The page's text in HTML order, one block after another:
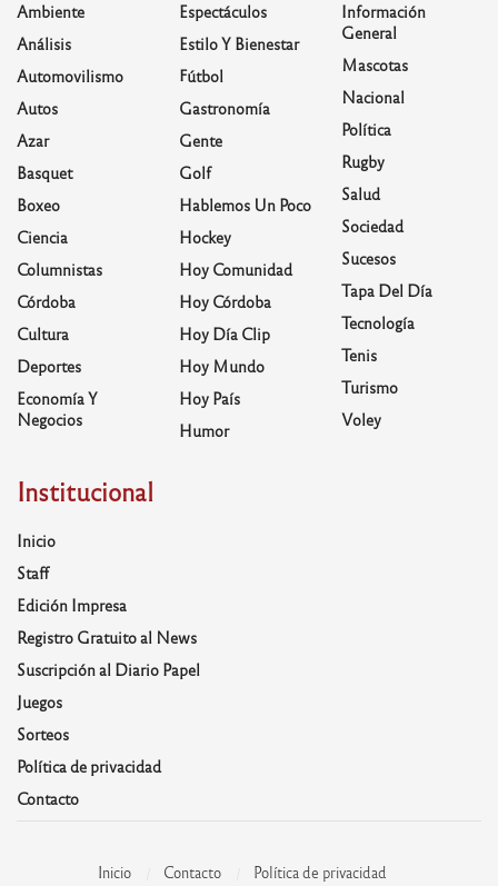
Ambiente
Análisis
Automovilismo
Autos
Azar
Basquet
Boxeo
Ciencia
Columnistas
Córdoba
Cultura
Deportes
Economía Y
Negocios
Espectáculos
Estilo Y Bienestar
Fútbol
Gastronomía
Gente
Golf
Hablemos Un Poco
Hockey
Hoy Comunidad
Hoy Córdoba
Hoy Día Clip
Hoy Mundo
Hoy País
Humor
Información
General
Mascotas
Nacional
Política
Rugby
Salud
Sociedad
Sucesos
Tapa Del Día
Tecnología
Tenis
Turismo
Voley
Institucional
Inicio
Staff
Edición Impresa
Registro Gratuito al News
Suscripción al Diario Papel
Juegos
Sorteos
Política de privacidad
Contacto
Inicio Contacto Política de privacidad